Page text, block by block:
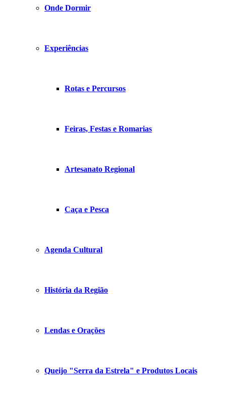
Onde Dormir
Experiências
Rotas e Percursos
Feiras, Festas e Romarias
Artesanato Regional
Caça e Pesca
Agenda Cultural
História da Região
Lendas e Orações
Queijo "Serra da Estrela" e Produtos Locais